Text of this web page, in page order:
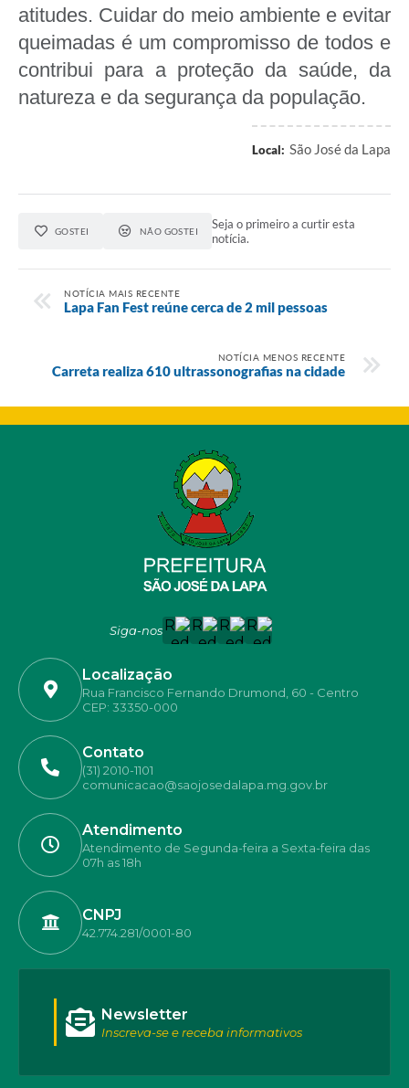
atitudes. Cuidar do meio ambiente e evitar
queimadas é um compromisso de todos e
contribui para a proteção da saúde, da
natureza e da segurança da população.
Local: São José da Lapa
GOSTEI NÃO GOSTEI
Seja o primeiro a curtir esta
notícia.
NOTÍCIA MAIS RECENTE
Lapa Fan Fest reúne cerca de 2 mil pessoas
NOTÍCIA MENOS RECENTE
Carreta realiza 610 ultrassonografias na cidade
Siga-nos
Localização
Rua Francisco Fernando Drumond, 60 - Centro
CEP: 33350-000
Contato
(31) 2010-1101
comunicacao@saojosedalapa.mg.gov.br
Atendimento
Atendimento de Segunda-feira a Sexta-feira das
07h as 18h
CNPJ
42.774.281/0001-80
Newsletter
Inscreva-se e receba informativos